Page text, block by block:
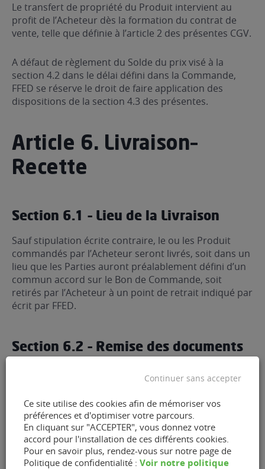
Le transfert de propriété du Produit intervient au
profit de l’Acheteur dès la formation du contrat de
vente, telle que définie à l’article 2 des présentes CGV.
A défaut de règlement du Solde du prix visé à la
section 4.2 dans le délai défini dans la Commande,
FFED se réserve le droit de faire application des
dispositions de la section 4.3 des présentes.
Article 6. Livraison–
Recette
Section 6.1 – Lieu de la Livraison
Sauf stipulation écrite contraire, le ou les Produit
commandés par l’Acheteur seront livrés, soit dans un
lieu que les Parties auront préalablement défini d’un
commun accord sur le Bon de Commande, soit
retirés par l’Acheteur à un point de retrait indiqué par
écrit par FFED.
Section 6.2 – Remise des documents
la facture de la Commande,
un inventaire du ou des Produits et de leurs
accessoires et/ou consommables livrés,
Ce site utilise des cookies afin de mémoriser vos
préférences et d'optimiser votre parcours.
En cliquant sur "ACCEPTER", vous donnez votre
accord pour l'installation de ces différents cookies.
Pour en savoir plus, rendez-vous sur notre page de
Politique de confidentialité : Voir notre politique
Continuer sans accepter